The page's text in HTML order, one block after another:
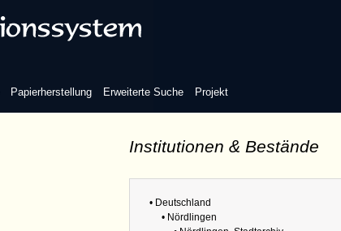
Papierherstellung Erweiterte Suche Projekt
Institutionen & Bestände
• Deutschland
• Nördlingen